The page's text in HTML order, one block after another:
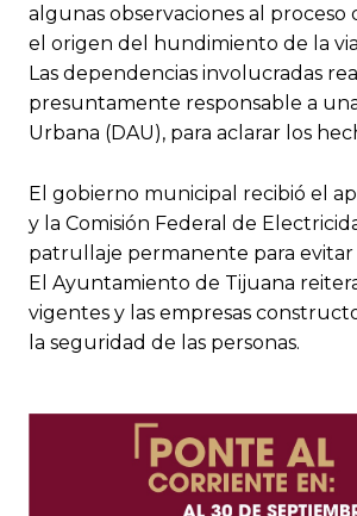
algunas observaciones al
el origen del hundimiento de la
Las dependencias involucradas
presuntamente responsable a
Urbana (DAU), para aclarar los
El gobierno municipal recibió el
y la Comisión Federal de
patrullaje permanente para
El Ayuntamiento de Tijuana
vigentes y las empresas
la seguridad de las personas.